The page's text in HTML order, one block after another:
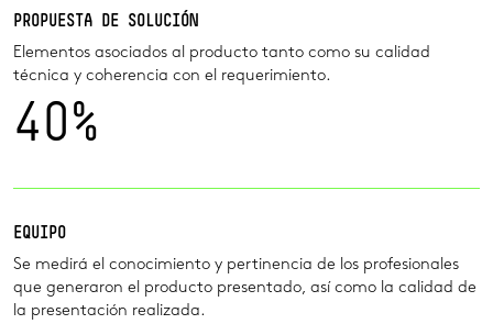
PROPUESTA DE SOLUCIÓN
Elementos asociados al producto tanto como su calidad
técnica y coherencia con el requerimiento.
EQUIPO
Se medirá el conocimiento y pertinencia de los profesionales
que generaron el producto presentado, así como la calidad de
la presentación realizada.